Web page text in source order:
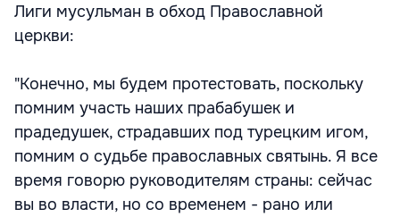
Лиги мусульман в обход Православной
церкви:
"Конечно, мы будем протестовать, поскольку
помним участь наших прабабушек и
прадедушек, страдавших под турецким игом,
помним о судьбе православных святынь. Я все
время говорю руководителям страны: сейчас
вы во власти, но со временем - рано или